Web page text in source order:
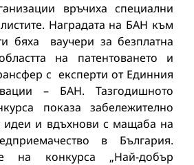
връчиха специални
Наградата на БАН към
бяха ваучери за безплатна
на патентоването и
с експерти от Единния
– БАН. Тазгодишното
показа забележително
идеи и вдъхнови с мащаба на
в България.
на конкурса „Най-добър